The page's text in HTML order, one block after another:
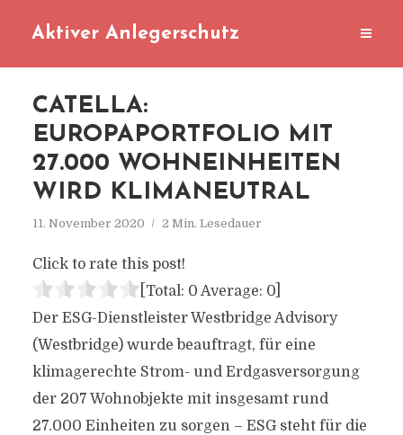
Aktiver Anlegerschutz
CATELLA:
EUROPAPORTFOLIO MIT
27.000 WOHNEINHEITEN
WIRD KLIMANEUTRAL
11. November 2020 2 Min. Lesedauer
Click to rate this post!
[Total: 0 Average: 0]
Der ESG-Dienstleister Westbridge Advisory
(Westbridge) wurde beauftragt, für eine
klimagerechte Strom- und Erdgasversorgung
der 207 Wohnobjekte mit insgesamt rund
27.000 Einheiten zu sorgen – ESG steht für die